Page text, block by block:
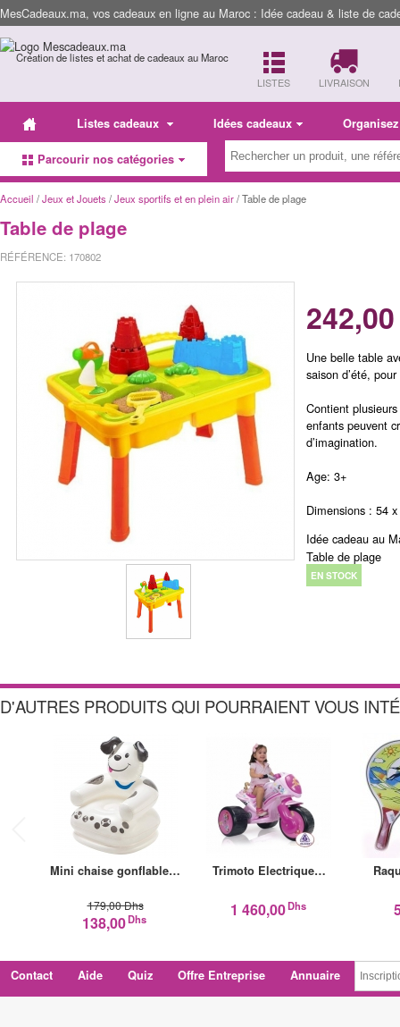
MesCadeaux.ma, vos cadeaux en ligne au Maroc : Idée cadeau & liste de
Création de listes et achat de cadeaux au Maroc
LISTES LIVRAISON
Listes cadeaux Idées cadeaux
Parcourir nos catégories
Accueil /Jeux et Jouets /Jeux sportifs et en plein air/ Table de plage
Table de plage
RÉFÉRENCE: 170802
242,00
Une belle table
saison d’été,
Contient
enfants peuvent
d’imagination.
Age: 3+
Dimensions : 54
Idée cadeau au
Table de plage
EN STOCK
D'AUTRES PRODUITS QUI POURRAIENT VOUS
Mini chaise gonflable…
179,00 Dhs
138,00Dhs
Trimoto Electrique…
1 460,00Dhs
Contact Aide Quiz Offre Entreprise Annuaire